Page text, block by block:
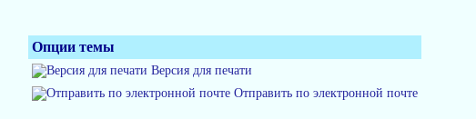
Опции темы
Версия для печати
Отправить по электронной почте